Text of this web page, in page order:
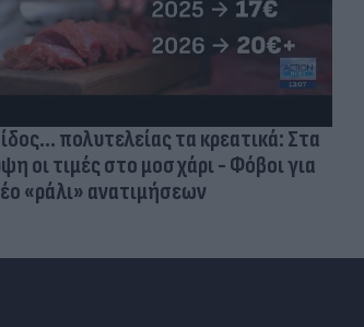
πολυτελείας τα κρεατικά: Στα
οι τιμές στο μοσχάρι - Φόβοι για
«ράλι» ανατιμήσεων